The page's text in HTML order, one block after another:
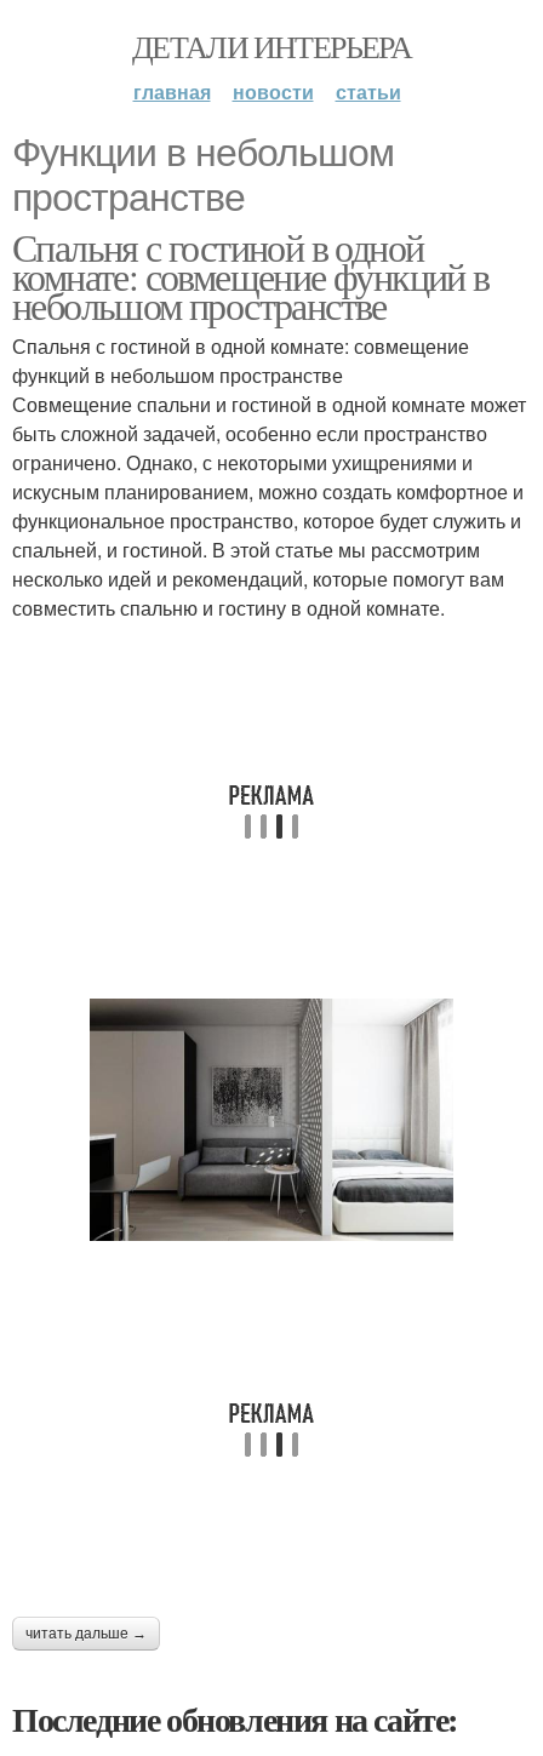
ДЕТАЛИ ИНТЕРЬЕРА
главная новости статьи
Функции в небольшом
пространстве
Спальня с гостиной в одной
комнате: совмещение функций в
небольшом пространстве
Спальня с гостиной в одной комнате: совмещение
функций в небольшом пространстве
Совмещение спальни и гостиной в одной комнате может
быть сложной задачей, особенно если пространство
ограничено. Однако, с некоторыми ухищрениями и
искусным планированием, можно создать комфортное и
функциональное пространство, которое будет служить и
спальней, и гостиной. В этой статье мы рассмотрим
несколько идей и рекомендаций, которые помогут вам
совместить спальню и гостину в одной комнате.
читать дальше →
Последние обновления на сайте: